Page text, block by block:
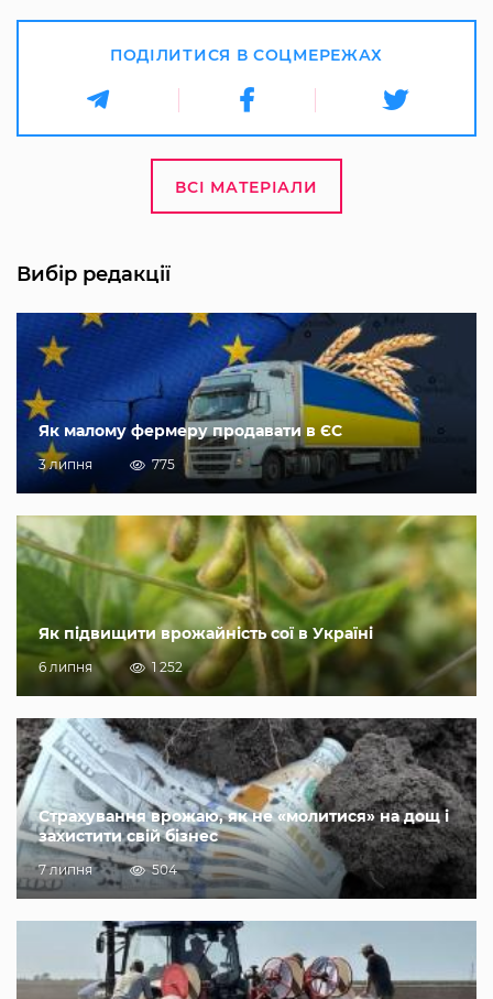
ПОДІЛИТИСЯ В СОЦМЕРЕЖАХ
ВСІ МАТЕРІАЛИ
Вибір редакції
Як малому фермеру продавати в ЄС
3 липня 775
Як підвищити врожайність сої в Україні
6 липня 1 252
Страхування врожаю, як не «молитися» на дощ і
захистити свій бізнес
7 липня 504